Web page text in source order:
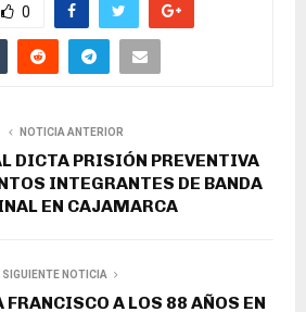
0
NOTICIA ANTERIOR
DICTA PRISIÓN PREVENTIVA
INTEGRANTES DE BANDA
EN CAJAMARCA
SIGUIENTE NOTICIA
FRANCISCO A LOS 88 AÑOS EN